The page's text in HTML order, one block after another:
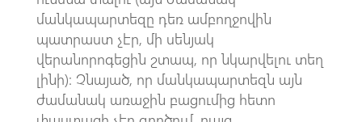
մանկապարտեզը դեռ ամբողջովին
պատրաստ չէր, մի սենյակ
վերանորոգեցին շտապ, որ նկարվելու տեղ
լինի): Չնայած, որ մանկապարտեզն այն
ժամանակ առաջին բացումից հետո